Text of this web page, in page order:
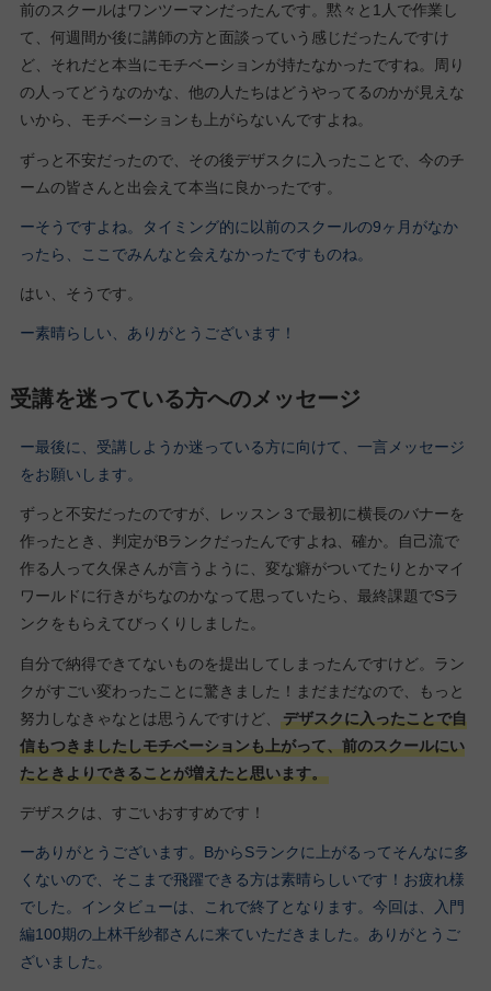
前のスクールはワンツーマンだったんです。黙々と1人で作業し
て、何週間か後に講師の方と面談っていう感じだったんですけ
ど、それだと本当にモチベーションが持たなかったですね。周り
の人ってどうなのかな、他の人たちはどうやってるのかが見えな
いから、モチベーションも上がらないんですよね。
ずっと不安だったので、その後デザスクに入ったことで、今のチ
ームの皆さんと出会えて本当に良かったです。
ーそうですよね。タイミング的に以前のスクールの9ヶ月がなか
ったら、ここでみんなと会えなかったですものね。
はい、そうです。
ー素晴らしい、ありがとうございます！
受講を迷っている方へのメッセージ
ー最後に、受講しようか迷っている方に向けて、一言メッセージ
をお願いします。
ずっと不安だったのですが、レッスン３で最初に横長のバナーを
作ったとき、判定がBランクだったんですよね、確か。自己流で
作る人って久保さんが言うように、変な癖がついてたりとかマイ
ワールドに行きがちなのかなって思っていたら、最終課題でSラ
ンクをもらえてびっくりしました。
自分で納得できてないものを提出してしまったんですけど。ラン
クがすごい変わったことに驚きました！まだまだなので、もっと
努力しなきゃなとは思うんですけど、
デザスクに入ったことで自
信もつきましたしモチベーションも上がって、前のスクールにい
たときよりできることが増えたと思います。
デザスクは、すごいおすすめです！
ーありがとうございます。BからSランクに上がるってそんなに多
くないので、そこまで飛躍できる方は素晴らしいです！お疲れ様
でした。インタビューは、これで終了となります。今回は、入門
編100期の上林千紗都さんに来ていただきました。ありがとうご
ざいました。